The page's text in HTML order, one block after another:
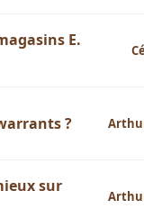
E.
?
sur